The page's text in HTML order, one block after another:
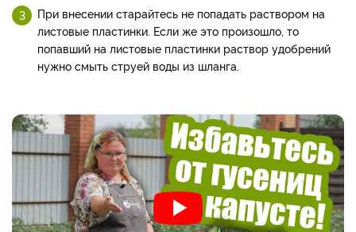
При внесении старайтесь не попадать раствором на
листовые пластинки. Если же это произошло, то
попавший на листовые пластинки раствор удобрений
нужно смыть струей воды из шланга.